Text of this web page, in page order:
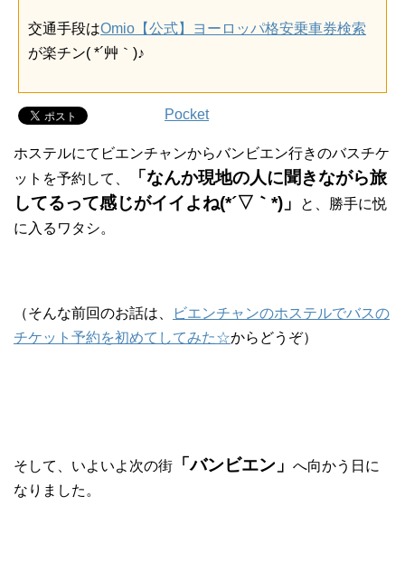
交通手段はOmio【公式】ヨーロッパ格安乗車券検索
が楽チン( *´艸｀)♪
Pocket
ホステルにてビエンチャンからバンビエン行きのバスチケ
ットを予約して、
「なんか現地の人に聞きながら旅
してるって感じがイイよね(*´▽｀*)」
と、勝手に悦
に入るワタシ。
（そんな前回のお話は、
ビエンチャンのホステルでバスの
チケット予約を初めてしてみた☆からどうぞ）
そして、いよいよ次の街 「バンビエン」 へ向かう日に
なりました。